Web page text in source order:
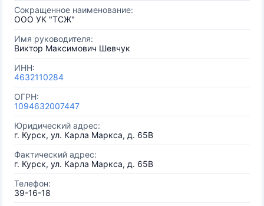
Сокращенное наименование:
ООО УК "ТСЖ"
Имя руководителя:
Виктор Максимович Шевчук
ИНН:
4632110284
ОГРН:
1094632007447
Юридический адрес:
г. Курск, ул. Карла Маркса, д. 65В
Фактический адрес:
г. Курск, ул. Карла Маркса, д. 65В
Телефон:
39-16-18